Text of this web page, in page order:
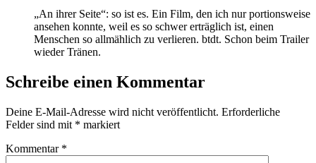
„An ihrer Seite“: so ist es. Ein Film, den ich nur portionsweise
ansehen konnte, weil es so schwer erträglich ist, einen
Menschen so allmählich zu verlieren. btdt. Schon beim Trailer
wieder Tränen.
Schreibe einen Kommentar
Deine E-Mail-Adresse wird nicht veröffentlicht. Erforderliche
Felder sind mit * markiert
Kommentar *